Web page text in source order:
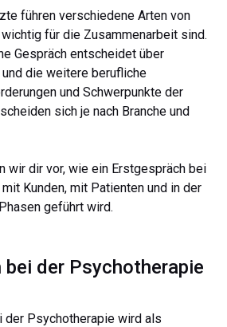
führen verschiedene Arten von
für die Zusammenarbeit sind.
Gespräch entscheidet über
die weitere berufliche
und Schwerpunkte der
sich je nach Branche und
wir dir vor, wie ein Erstgespräch bei
Kunden, mit Patienten und in der
geführt wird.
bei der Psychotherapie
der Psychotherapie wird als